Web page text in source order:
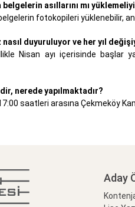
asıllarını mı
fotokopileri yüklenebilir,
duyuruluyor ve her yıl
Nisan ayı içerisinde başlar
nerede yapılmaktadır?
saatleri arasına Çekmeköy
Aday